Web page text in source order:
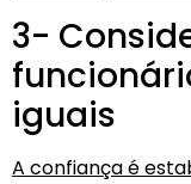
3-
iguais
A confiança é